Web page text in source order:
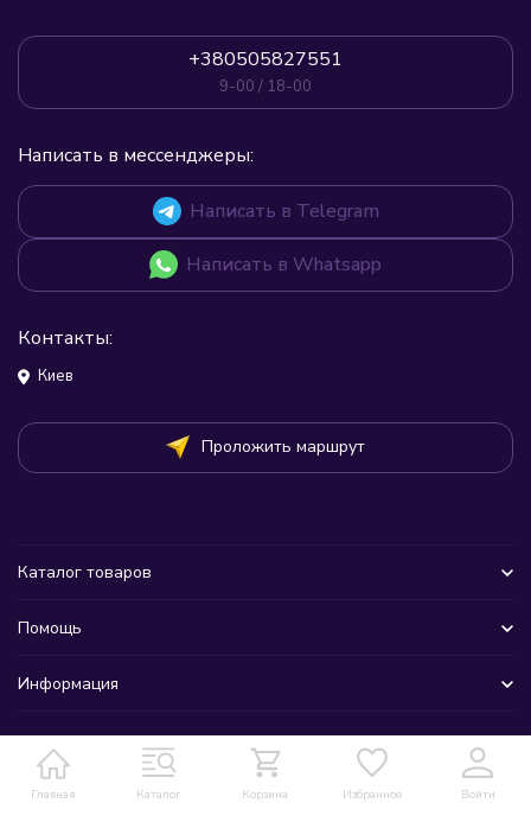
Главная Каталог Корзина Избранное Войти
+380505827551
9-00 / 18-00
Написать в мессенджеры:
Написать в Telegram
Написать в Whatsapp
Контакты:
Киев
Проложить маршрут
Каталог товаров
Помощь
Информация